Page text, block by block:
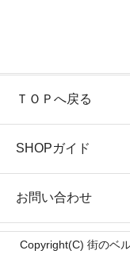
ＴＯＰへ戻る
SHOPガイド
お問い合わせ
Copyright(C) 街のベ